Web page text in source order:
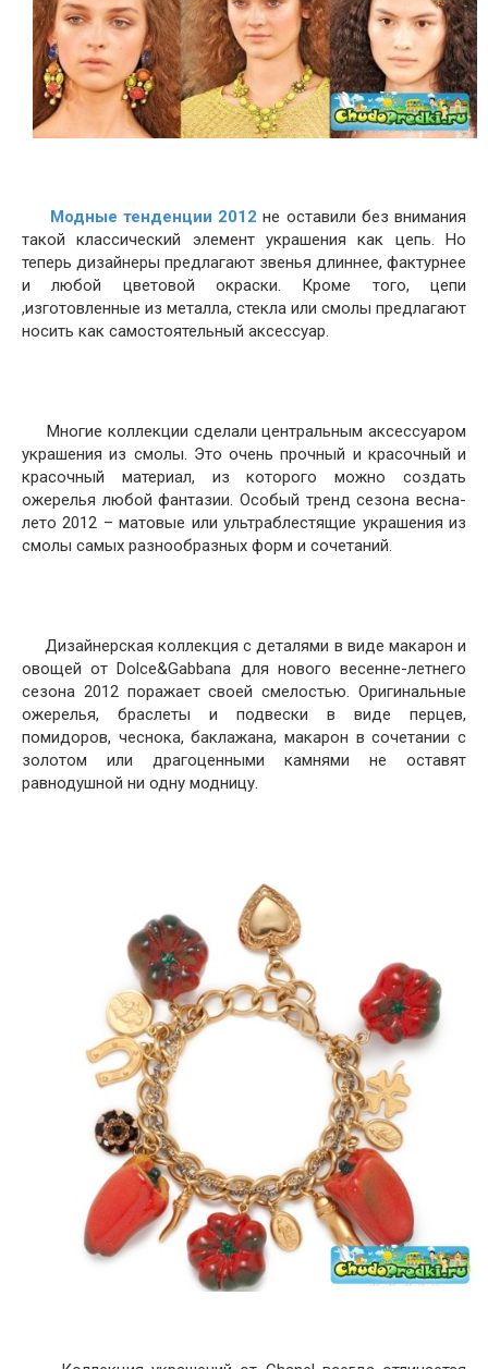
Модные тенденции 2012 не оставили без внимания
такой классический элемент украшения как цепь. Но
теперь дизайнеры предлагают звенья длиннее, фактурнее
и любой цветовой окраски. Кроме того, цепи
,изготовленные из металла, стекла или смолы предлагают
носить как самостоятельный аксессуар.
Многие коллекции сделали центральным аксессуаром
украшения из смолы. Это очень прочный и красочный и
красочный материал, из которого можно создать
ожерелья любой фантазии. Особый тренд сезона весна-
лето 2012 – матовые или ультраблестящие украшения из
смолы самых разнообразных форм и сочетаний.
Дизайнерская коллекция с деталями в виде макарон и
овощей от Dolce&Gabbana для нового весенне-летнего
сезона 2012 поражает своей смелостью. Оригинальные
ожерелья, браслеты и подвески в виде перцев,
помидоров, чеснока, баклажана, макарон в сочетании с
золотом или драгоценными камнями не оставят
равнодушной ни одну модницу.